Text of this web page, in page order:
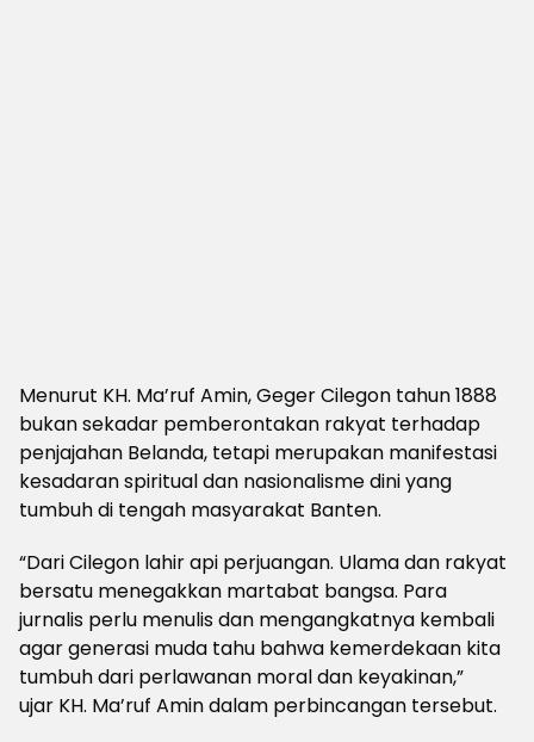
Menurut KH. Ma’ruf Amin, Geger Cilegon tahun 1888
bukan sekadar pemberontakan rakyat terhadap
penjajahan Belanda, tetapi merupakan manifestasi
kesadaran spiritual dan nasionalisme dini yang
tumbuh di tengah masyarakat Banten.
“Dari Cilegon lahir api perjuangan. Ulama dan rakyat
bersatu menegakkan martabat bangsa. Para
jurnalis perlu menulis dan mengangkatnya kembali
agar generasi muda tahu bahwa kemerdekaan kita
tumbuh dari perlawanan moral dan keyakinan,”
ujar KH. Ma’ruf Amin dalam perbincangan tersebut.